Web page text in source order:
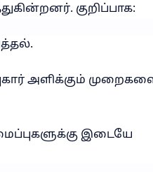
குறிப்பாக:
அளிக்கும்
இடையே